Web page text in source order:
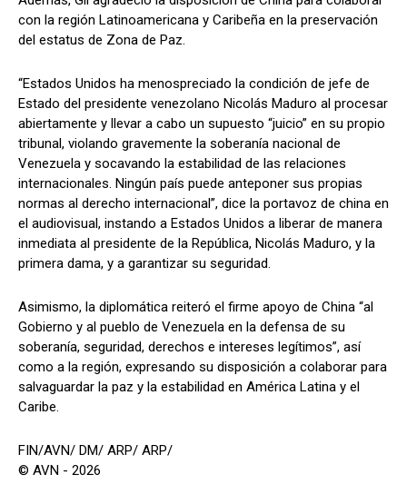
con la región Latinoamericana y Caribeña en la preservación
del estatus de Zona de Paz.
“Estados Unidos ha menospreciado la condición de jefe de
Estado del presidente venezolano Nicolás Maduro al procesar
abiertamente y llevar a cabo un supuesto “juicio” en su propio
tribunal, violando gravemente la soberanía nacional de
Venezuela y socavando la estabilidad de las relaciones
internacionales. Ningún país puede anteponer sus propias
normas al derecho internacional”, dice la portavoz de china en
el audiovisual, instando a Estados Unidos a liberar de manera
inmediata al presidente de la República, Nicolás Maduro, y la
primera dama, y a garantizar su seguridad.
Asimismo, la diplomática reiteró el firme apoyo de China “al
Gobierno y al pueblo de Venezuela en la defensa de su
soberanía, seguridad, derechos e intereses legítimos”, así
como a la región, expresando su disposición a colaborar para
salvaguardar la paz y la estabilidad en América Latina y el
Caribe.
FIN/AVN/ DM/ ARP/ ARP/
© AVN - 2026